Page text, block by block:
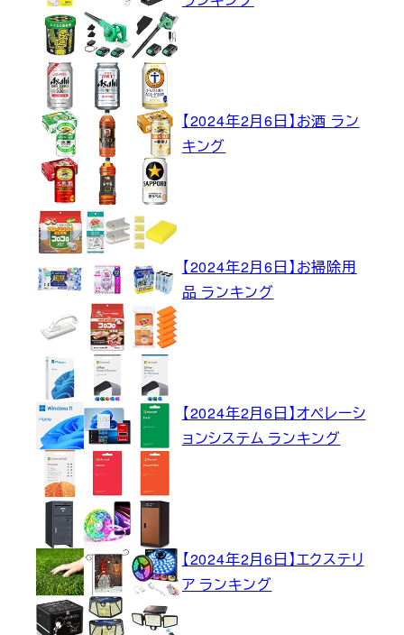
【2024年2月6日】お酒 ラン
キング
【2024年2月6日】お掃除用
品 ランキング
【2024年2月6日】オペレーシ
ョンシステム ランキング
【2024年2月6日】エクステリ
ア ランキング